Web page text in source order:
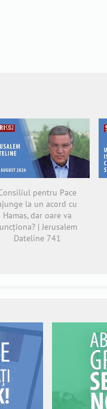
pentru Pace
la un acord cu
Hamas, dar oare va
| Jerusalem
Dateline 741